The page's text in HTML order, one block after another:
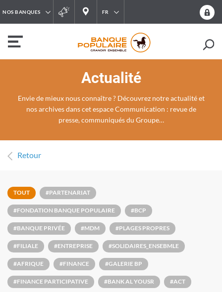
NOS BANQUES FR
Actualité
Envie de mieux nous connaître ? Découvrez notre actualité et
nos archives dans cet espace Communication : revue de
presse, communiqués du Groupe…
Retour
TOUT #PARTENARIAT
#FONDATION BANQUE POPULAIRE #BCP
#BANQUE PRIVÉE #MDM #PLAGES PROPRES
#FILIALE #ENTREPRISE #SOLIDAIRES_ENSEBMLE
#AFRIQUE #FINANCE #GALERIE BP
#FINANCE PARTICIPATIVE #BANK AL YOUSR #ACT